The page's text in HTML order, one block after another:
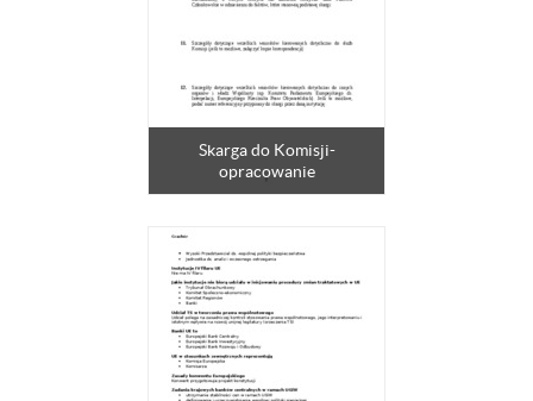
Skarga do Komisji-
opracowanie